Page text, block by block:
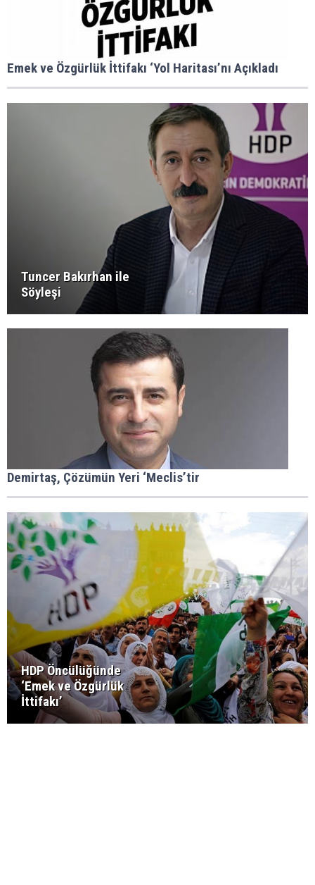
Emek ve Özgürlük İttifakı ‘Yol Haritası’nı Açıkladı
Tuncer Bakırhan ile
Söyleşi
Demirtaş, Çözümün Yeri ‘Meclis’tir
HDP Öncülüğünde
‘Emek ve Özgürlük
İttifakı’